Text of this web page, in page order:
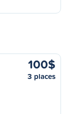
100$
3 places